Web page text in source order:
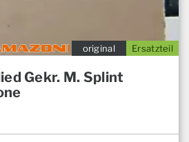
Ersatzteil
original
Gekr. M. Splint